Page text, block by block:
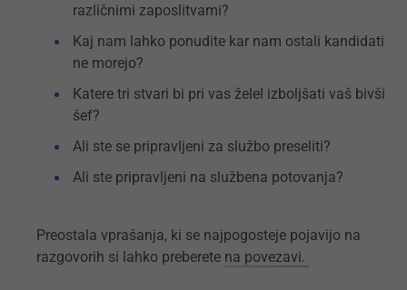
različnimi zaposlitvami?
Kaj nam lahko ponudite kar nam ostali kandidati
ne morejo?
Katere tri stvari bi pri vas želel izboljšati vaš bivši
šef?
Ali ste se pripravljeni za službo preseliti?
Ali ste pripravljeni na službena potovanja?
Preostala vprašanja, ki se najpogosteje pojavijo na
razgovorih si lahko preberete na povezavi.